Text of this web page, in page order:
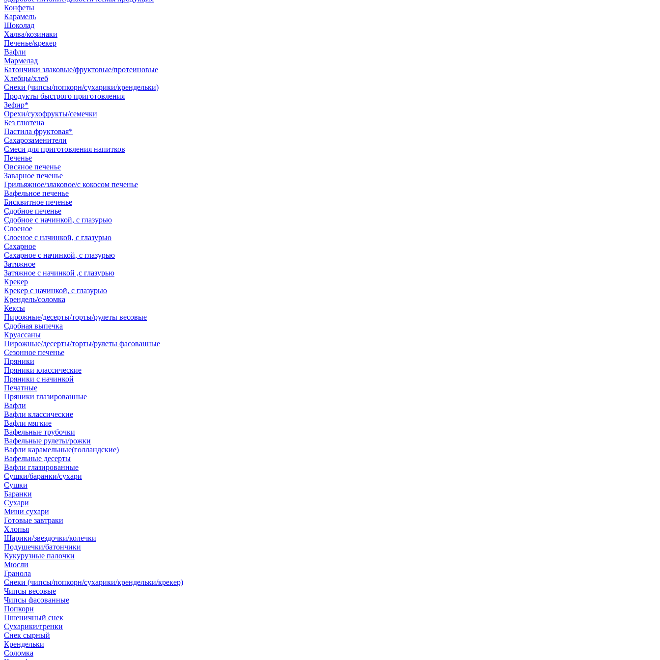
Конфеты
Карамель
Шоколад
Халва/козинаки
Печенье/крекер
Вафли
Мармелад
Батончики злаковые/фруктовые/протеиновые
Хлебцы/хлеб
Снеки (чипсы/попкорн/сухарики/крендельки)
Продукты быстрого приготовления
Зефир*
Орехи/сухофрукты/семечки
Без глютена
Пастила фруктовая*
Сахарозаменители
Смеси для приготовления напитков
Печенье
Овсяное печенье
Заварное печенье
Грильяжное/злаковое/с кокосом печенье
Вафельное печенье
Бисквитное печенье
Сдобное печенье
Сдобное с начинкой, с глазурью
Слоеное
Слоеное с начинкой, с глазурью
Сахарное
Сахарное с начинкой, с глазурью
Затяжное
Затяжное с начинкой ,с глазурью
Крекер
Крекер с начинкой, с глазурью
Крендель/соломка
Кексы
Пирожные/десерты/торты/рулеты весовые
Сдобная выпечка
Круассаны
Пирожные/десерты/торты/рулеты фасованные
Сезонное печенье
Пряники
Пряники классические
Пряники с начинкой
Печатные
Пряники глазированные
Вафли
Вафли классические
Вафли мягкие
Вафельные трубочки
Вафельные рулеты/рожки
Вафли карамельные(голландские)
Вафельные десерты
Вафли глазированные
Сушки/баранки/сухари
Сушки
Баранки
Сухари
Мини сухари
Готовые завтраки
Хлопья
Шарики/звездочки/колечки
Подушечки/батончики
Кукурузные палочки
Мюсли
Гранола
Снеки (чипсы/попкорн/сухарики/крендельки/крекер)
Чипсы весовые
Чипсы фасованные
Попкорн
Пшеничный снек
Сухарики/гренки
Снек сырный
Крендельки
Соломка